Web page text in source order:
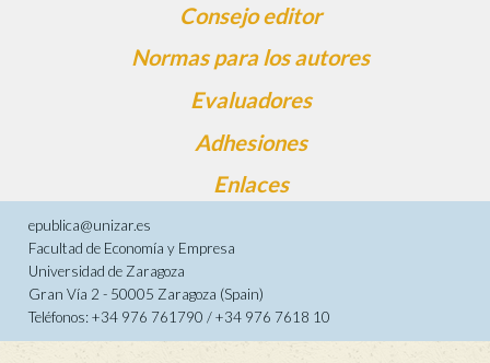
Consejo editor
Normas para los autores
Evaluadores
Adhesiones
Enlaces
epublica@unizar.es
Facultad de Economía y Empresa
Universidad de Zaragoza
Gran Vía 2 - 50005 Zaragoza (Spain)
Teléfonos: +34 976 761790 / +34 976 7618 10